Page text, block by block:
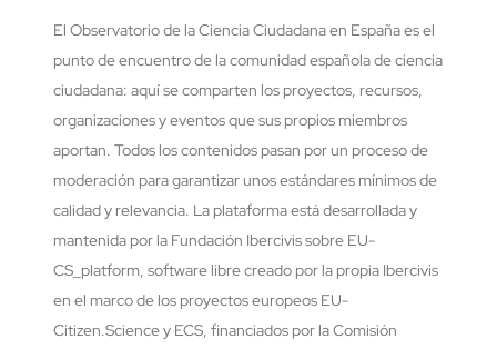
El Observatorio de la Ciencia Ciudadana en España es el
punto de encuentro de la comunidad española de ciencia
ciudadana: aquí se comparten los proyectos, recursos,
organizaciones y eventos que sus propios miembros
aportan. Todos los contenidos pasan por un proceso de
moderación para garantizar unos estándares mínimos de
calidad y relevancia. La plataforma está desarrollada y
mantenida por la Fundación Ibercivis sobre EU-
CS_platform, software libre creado por la propia Ibercivis
en el marco de los proyectos europeos EU-
Citizen.Science y ECS, financiados por la Comisión